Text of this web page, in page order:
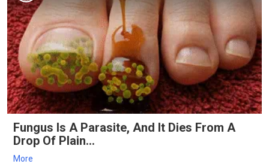
Fungus Is A Parasite, And It Dies From A
Drop Of Plain...
More